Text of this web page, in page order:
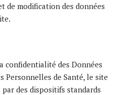
de modification des données
confidentialité des Données
Personnelles de Santé, le site
des dispositifs standards